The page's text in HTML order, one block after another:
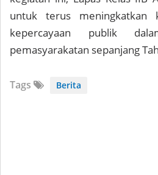
untuk terus meningkatkan
kepercayaan publik
pemasyarakatan sepanjang
Tags Berita